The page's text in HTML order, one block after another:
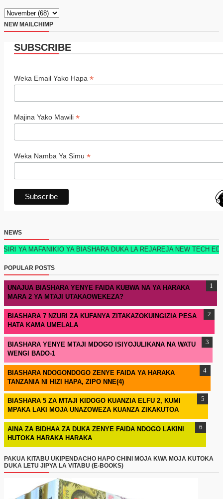
NEW MAILCHIMP
SUBSCRIBE
Weka Email Yako Hapa *
Majina Yako Mawili *
Weka Namba Ya Simu *
NEWS
YA BIASHARA DUKA LA REJAREJA NEW TECH EDITION
POPULAR POSTS
UNAJUA BIASHARA YENYE FAIDA KUBWA NA YA HARAKA
MARA 2 YA MTAJI UTAKAOWEKEZA?
BIASHARA 7 NZURI ZA KUFANYA ZITAKAZOKUINGIZIA PESA
HATA KAMA UMELALA
BIASHARA YENYE MTAJI MDOGO ISIYOJULIKANA NA WATU
WENGI BADO-1
BIASHARA NDOGONDOGO ZENYE FAIDA YA HARAKA
TANZANIA NI HIZI HAPA, ZIPO NNE(4)
BIASHARA 5 ZA MTAJI KIDOGO KUANZIA ELFU 2, KUMI
MPAKA LAKI MOJA UNAZOWEZA KUANZA ZIKAKUTOA
AINA ZA BIDHAA ZA DUKA ZENYE FAIDA NDOGO LAKINI
HUTOKA HARAKA HARAKA
PAKUA KITABU UKIPENDACHO HAPO CHINI MOJA KWA MOJA KUTOKA
DUKA LETU JIPYA LA VITABU (E-BOOKS)